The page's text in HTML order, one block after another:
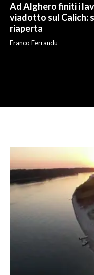
Ad Alghero finiti i
viadotto sul Calich:
riaperta
Franco Ferrandu